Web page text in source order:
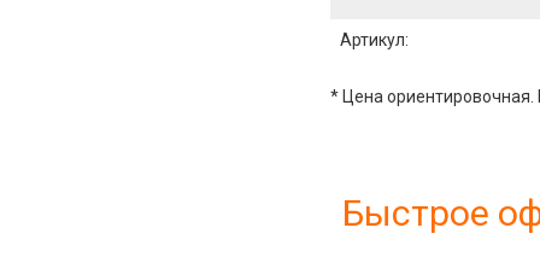
Артикул:
* Цена ориентировочная.
Быстрое